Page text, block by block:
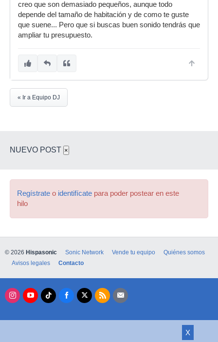
creo que son demasiado pequeños, aunque todo
depende del tamaño de habitación y de como te guste
que suene... Pero que si buscas buen sonido tendrás que
ampliar tu presupuesto.
« Ir a Equipo DJ
NUEVO POST ×
Regístrate o identifícate para poder postear en este
hilo
X
© 2026 Hispasonic Sonic Network Vende tu equipo
Quiénes somos
Avisos legales
Contacto